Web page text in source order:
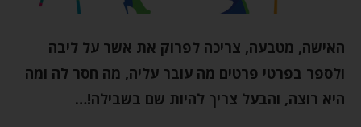
האישה, מטבעה, צריכה לפרוק את אשר על ליבה
ולספר בפרטי פרטים מה עובר עליה, מה חסר לה ומה
היא רוצה, והבעל צריך להיות שם בשבילה!…